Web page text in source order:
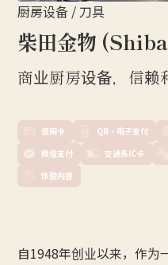
厨房设备 / 刀具
柴田金物
商业厨房设备，信赖
信用卡 QR・电子支付
微信支付
交通系IC卡
体验内容
自1948年创业以来，作为